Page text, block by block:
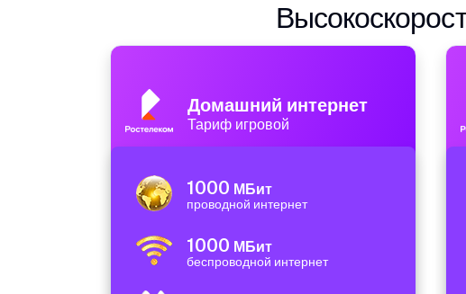
Домашний интернет
Тариф игровой
1000 МБит
проводной интернет
1000 МБит
беспроводной интернет